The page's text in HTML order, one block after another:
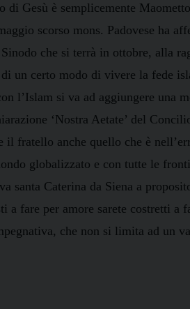
di Gesù è semplicemente
scorso mons. Padovese ha
che si terrà in ottobre, alla
un certo modo di vivere la fede
l’Islam si va ad aggiungere una
‘Nostra Aetate’ del
il fratello anche quello che è
globalizzato e con tutte le
santa Caterina da Siena a
a fare per amore sarete costretti a
che non si limita ad un